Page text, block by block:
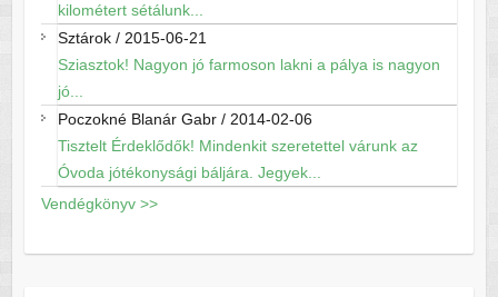
kilométert sétálunk...
Sztárok/ 2015-06-21
Sziasztok! Nagyon jó farmoson lakni a pálya is nagyon
jó...
Poczokné Blanár Gabr/ 2014-02-06
Tisztelt Érdeklődők! Mindenkit szeretettel várunk az
Óvoda jótékonysági báljára. Jegyek...
Vendégkönyv >>